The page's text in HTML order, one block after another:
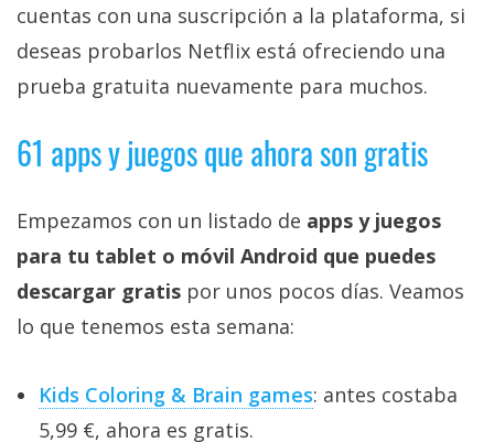
cuentas con una suscripción a la plataforma, si
deseas probarlos Netflix está ofreciendo una
prueba gratuita nuevamente para muchos.
61 apps y juegos que ahora son gratis
Empezamos con un listado de apps y juegos
para tu tablet o móvil Android que puedes
descargar gratis por unos pocos días. Veamos
lo que tenemos esta semana:
Kids Coloring & Brain games: antes costaba
5,99 €, ahora es gratis.